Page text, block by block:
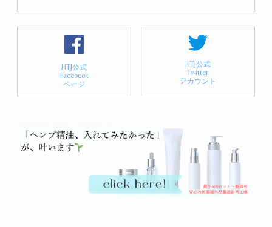
HTJ公式
Facebook
ページ
HTJ公式
Twitter
アカウント